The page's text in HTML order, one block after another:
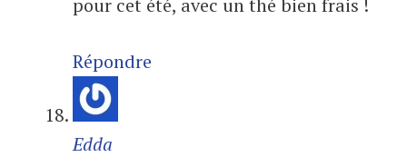
pour cet été, avec un thé bien frais !
Répondre
Edda